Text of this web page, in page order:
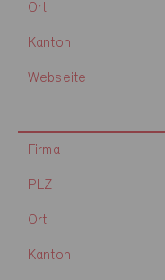
Ort
Kanton
Webseite
Firma
PLZ
Ort
Kanton